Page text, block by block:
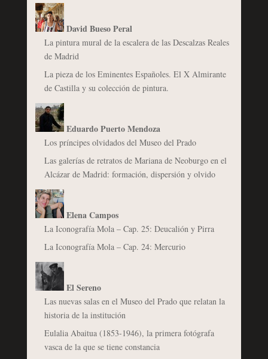
David Bueso Peral
La pintura mural de la escalera de las Descalzas Reales
de Madrid
La pieza de los Eminentes Españoles. El X Almirante
de Castilla y su colección de pintura.
Eduardo Puerto Mendoza
Los príncipes olvidados del Museo del Prado
Las galerías de retratos de Mariana de Neoburgo en el
Alcázar de Madrid: formación, dispersión y olvido
Elena Campos
La Iconografía Mola – Cap. 25: Deucalión y Pirra
La Iconografía Mola – Cap. 24: Mercurio
El Sereno
Las nuevas salas en el Museo del Prado que relatan la
historia de la institución
Eulalia Abaitua (1853-1946), la primera fotógrafa
vasca de la que se tiene constancia